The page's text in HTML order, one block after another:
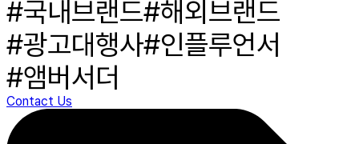
#국내브랜드#해외브랜드
#광고대행사#인플루언서
#앰버서더
Contact Us